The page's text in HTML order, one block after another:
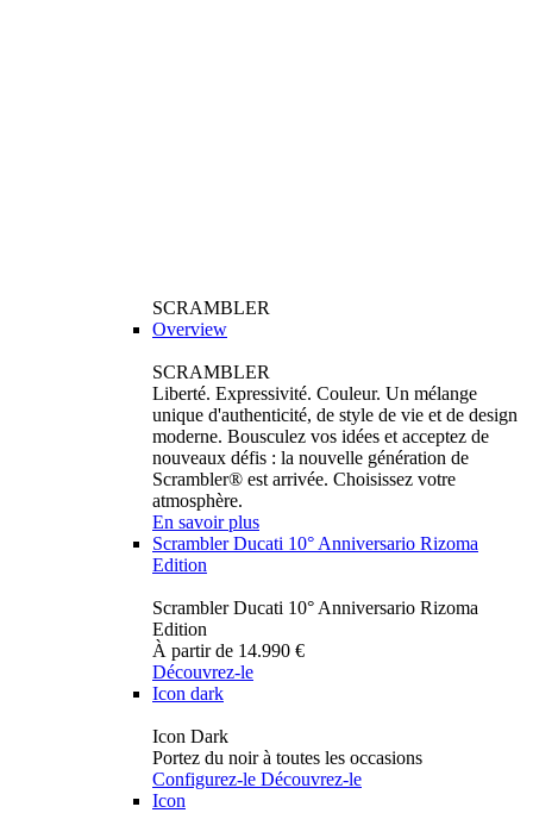
SCRAMBLER
Overview
SCRAMBLER
Liberté. Expressivité. Couleur. Un mélange
unique d'authenticité, de style de vie et de design
moderne. Bousculez vos idées et acceptez de
nouveaux défis : la nouvelle génération de
Scrambler® est arrivée. Choisissez votre
atmosphère.
En savoir plus
Scrambler Ducati 10° Anniversario Rizoma
Edition
Scrambler Ducati 10° Anniversario Rizoma
Edition
À partir de 14.990 €
Découvrez-le
Icon dark
Icon Dark
Portez du noir à toutes les occasions
Configurez-le Découvrez-le
Icon